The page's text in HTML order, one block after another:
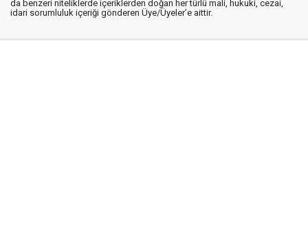
da benzeri niteliklerde içeriklerden doğan her türlü mali, hukuki, cezai,
idari sorumluluk içeriği gönderen Üye/Üyeler’e aittir.